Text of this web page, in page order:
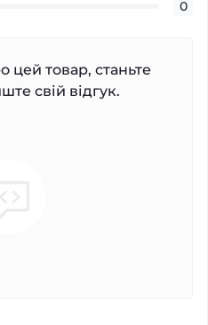
0
цей товар, станьте
свій відгук.